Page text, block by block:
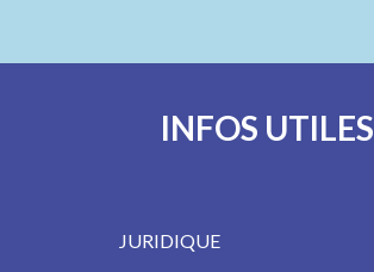
INFOS UTILES
JURIDIQUE